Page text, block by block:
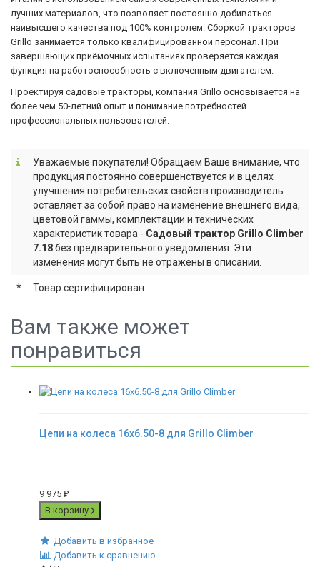
лучших материалов, что позволяет постоянно добиваться
наивысшего качества под 100% контролем. Сборкой тракторов
Grillo занимается только квалифицированной персонал. При
завершающих приёмочных испытаниях проверяется каждая
функция на работоспособность с включенным двигателем.
Проектируя садовые тракторы, компания Grillo основывается на
более чем 50-летний опыт и понимание потребностей
профессиональных пользователей.
Уважаемые покупатели! Обращаем Ваше внимание, что
продукция постоянно совершенствуется и в целях
улучшения потребительских свойств производитель
оставляет за собой право на изменение внешнего вида,
цветовой гаммы, комплектации и технических
характеристик товара - Садовый трактор Grillo Climber
7.18без предварительного уведомления. Эти
изменения могут быть не отражены в описании.
* Товар сертифицирован.
Вам также может
понравиться
Цепи на колеса 16x6.50-8 для Grillo Climber
9 975 ₽
В корзину
Добавить в избранное
Добавить к сравнению